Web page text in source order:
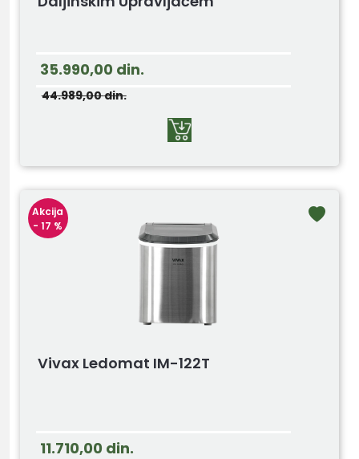
35.990,00 din.
44.989,00din.
Akcija
- 17 %
Vivax Ledomat IM-122T
11.710,00 din.